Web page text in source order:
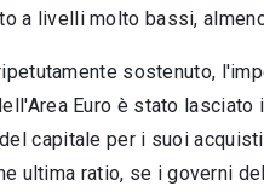
a livelli molto bassi,
sostenuto,
Euro è stato
capitale per i suoi
ultima ratio, se i governi